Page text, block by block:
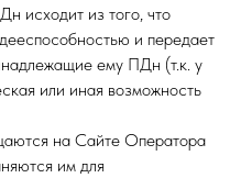
исходит из того, что
и передает
ему ПДн (т.к. у
или иная возможность
на Сайте Оператора
им для